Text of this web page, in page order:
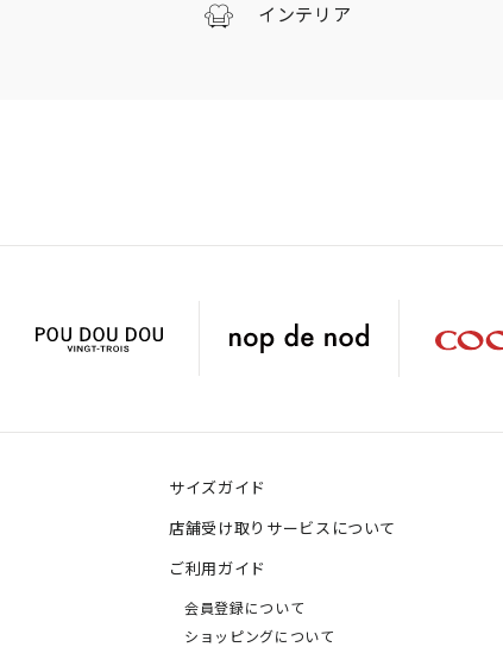
インテリア
サイズガイド
店舗受け取りサービスについて
ご利用ガイド
会員登録について
ショッピングについて